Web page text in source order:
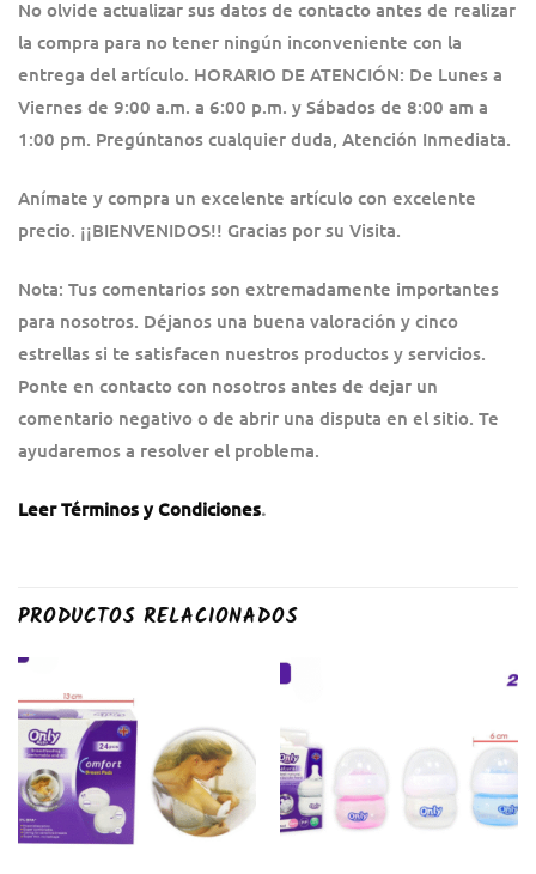
No olvide actualizar sus datos de contacto antes de realizar
la compra para no tener ningún inconveniente con la
entrega del artículo. HORARIO DE ATENCIÓN: De Lunes a
Viernes de 9:00 a.m. a 6:00 p.m. y Sábados de 8:00 am a
1:00 pm. Pregúntanos cualquier duda, Atención Inmediata.
Anímate y compra un excelente artículo con excelente
precio. ¡¡BIENVENIDOS!! Gracias por su Visita.
Nota: Tus comentarios son extremadamente importantes
para nosotros. Déjanos una buena valoración y cinco
estrellas si te satisfacen nuestros productos y servicios.
Ponte en contacto con nosotros antes de dejar un
comentario negativo o de abrir una disputa en el sitio. Te
ayudaremos a resolver el problema.
Leer Términos y Condiciones.
PRODUCTOS RELACIONADOS